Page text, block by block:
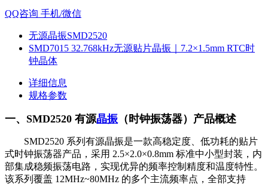
QQ咨询 手机/微信
无源晶振SMD2520
SMD7015 32.768kHz无源贴片晶振｜7.2×1.5mm RTC时
钟晶体
详细信息
规格参数
一、SMD2520 有源晶振 （时钟振荡器）产品概述
SMD2520 系列有源晶振是一款高稳定度、低功耗的贴片
式时钟振荡器产品，采用 2.5×2.0×0.8mm 标准中小型封装，内
部集成稳频振荡电路，实现优异的频率控制精度和温度特性。
该系列覆盖 12MHz~80MHz 的多个主流频率点，全部支持